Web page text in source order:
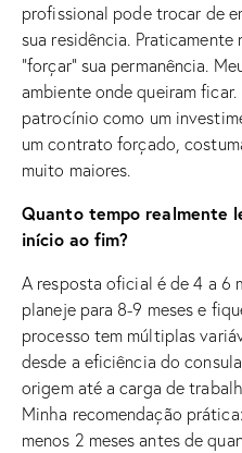
profissional pode trocar de
sua residência. Praticamente
“forçar” sua permanência.
ambiente onde queiram
patrocínio como um
um contrato forçado,
muito maiores.
Quanto tempo realmente
início ao fim?
A resposta oficial é de 4 a 6
planeje para 8-9 meses e
processo tem múltiplas
desde a eficiência do
origem até a carga de
Minha recomendação
menos 2 meses antes de